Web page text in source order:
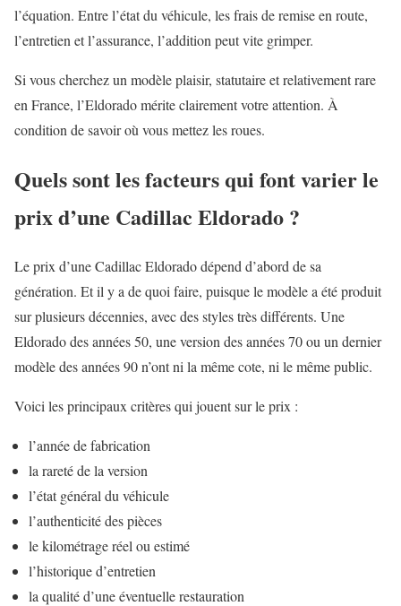
l’équation. Entre l’état du véhicule, les frais de remise en route,
l’entretien et l’assurance, l’addition peut vite grimper.
Si vous cherchez un modèle plaisir, statutaire et relativement rare
en France, l’Eldorado mérite clairement votre attention. À
condition de savoir où vous mettez les roues.
Quels sont les facteurs qui font varier le
prix d’une Cadillac Eldorado ?
Le prix d’une Cadillac Eldorado dépend d’abord de sa
génération. Et il y a de quoi faire, puisque le modèle a été produit
sur plusieurs décennies, avec des styles très différents. Une
Eldorado des années 50, une version des années 70 ou un dernier
modèle des années 90 n’ont ni la même cote, ni le même public.
Voici les principaux critères qui jouent sur le prix :
l’année de fabrication
la rareté de la version
l’état général du véhicule
l’authenticité des pièces
le kilométrage réel ou estimé
l’historique d’entretien
la qualité d’une éventuelle restauration